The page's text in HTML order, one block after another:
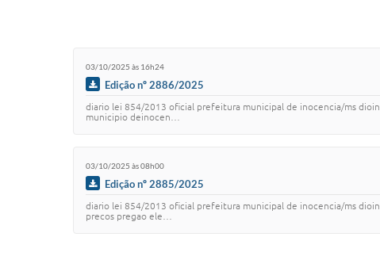
03/10/2025 às 16h24
Edição nº 2886/2025
diario lei 854/2013 oficial prefeitura municipal de inocencia/ms
municipio deinocen…
03/10/2025 às 08h00
Edição nº 2885/2025
diario lei 854/2013 oficial prefeitura municipal de inocencia/ms
precos pregao ele…